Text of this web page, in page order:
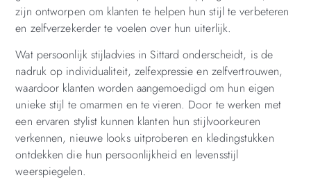
zijn ontworpen om klanten te helpen hun stijl te verbeteren
en zelfverzekerder te voelen over hun uiterlijk.
Wat persoonlijk stijladvies in Sittard onderscheidt, is de
nadruk op individualiteit, zelfexpressie en zelfvertrouwen,
waardoor klanten worden aangemoedigd om hun eigen
unieke stijl te omarmen en te vieren. Door te werken met
een ervaren stylist kunnen klanten hun stijlvoorkeuren
verkennen, nieuwe looks uitproberen en kledingstukken
ontdekken die hun persoonlijkheid en levensstijl
weerspiegelen.